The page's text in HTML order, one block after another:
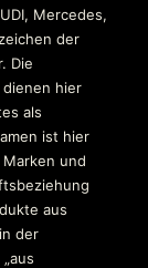
Mercedes,
der
Die
dienen hier
als
ist hier
und
aus
der